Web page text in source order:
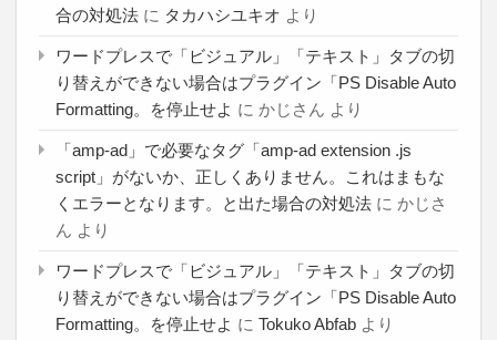
合の対処法 に タカハシユキオ より
ワードプレスで「ビジュアル」「テキスト」タブの切
り替えができない場合はプラグイン「PS Disable Auto
Formatting。を停止せよ に かじさん より
「amp-ad」で必要なタグ「amp-ad extension .js
script」がないか、正しくありません。これはまもな
くエラーとなります。と出た場合の対処法 に かじさ
ん より
ワードプレスで「ビジュアル」「テキスト」タブの切
り替えができない場合はプラグイン「PS Disable Auto
Formatting。を停止せよ に Tokuko Abfab より